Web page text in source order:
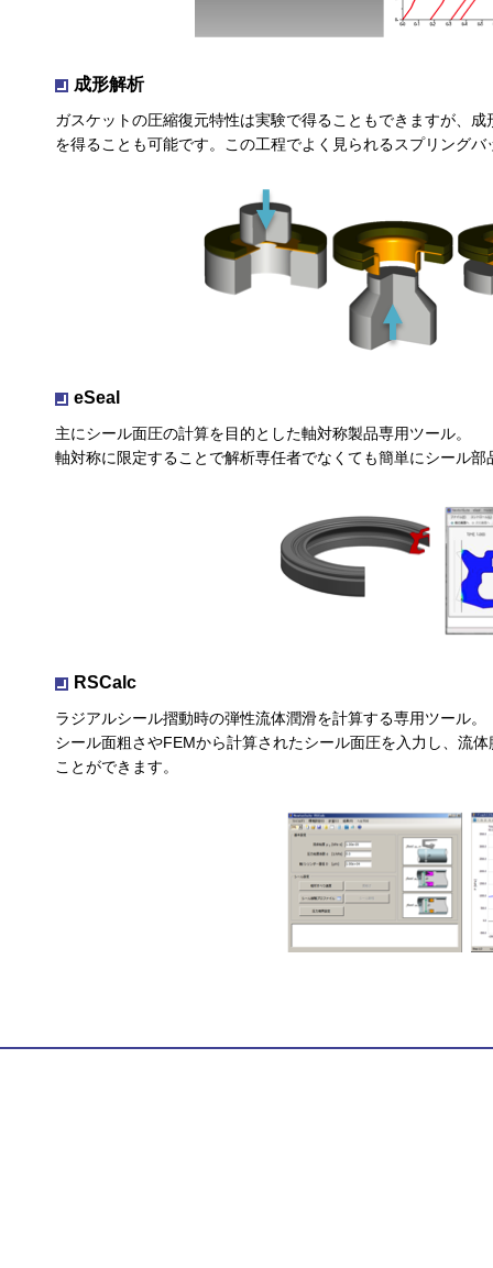
成形解析
ガスケットの圧縮復元特性は実験で得ることもできますが、
を得ることも可能です。この工程でよく見られるスプリング
eSeal
主にシール面圧の計算を目的とした軸対称製品専用ツール。
軸対称に限定することで解析専任者でなくても簡単にシール
RSCalc
ラジアルシール摺動時の弾性流体潤滑を計算する専用ツール。
シール面粗さやFEMから計算されたシール面圧を入力し、流
ことができます。